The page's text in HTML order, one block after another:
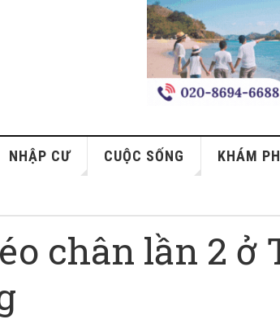
NHẬP CƯ CUỘC SỐNG KHÁM
chân lần 2 ở